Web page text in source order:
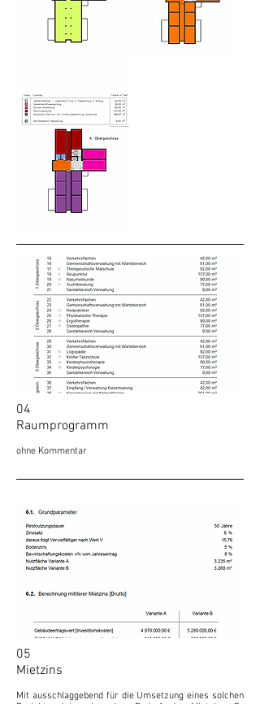
04
Raumprogramm
ohne Kommentar
05
Mietzins
Mit ausschlaggebend für die Umsetzung eines solchen